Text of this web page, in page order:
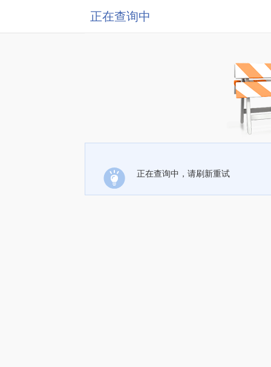
正在查询中
正在查询中，请刷新重试